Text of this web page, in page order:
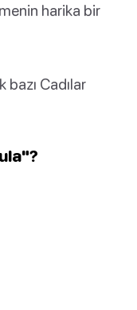
harika bir
bazı Cadılar